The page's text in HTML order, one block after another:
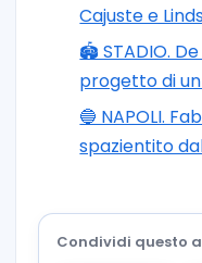
Cajuste e
🏟️ STADIO.
progetto di
🔵 NAPOLI.
spazientito
Condividi questo